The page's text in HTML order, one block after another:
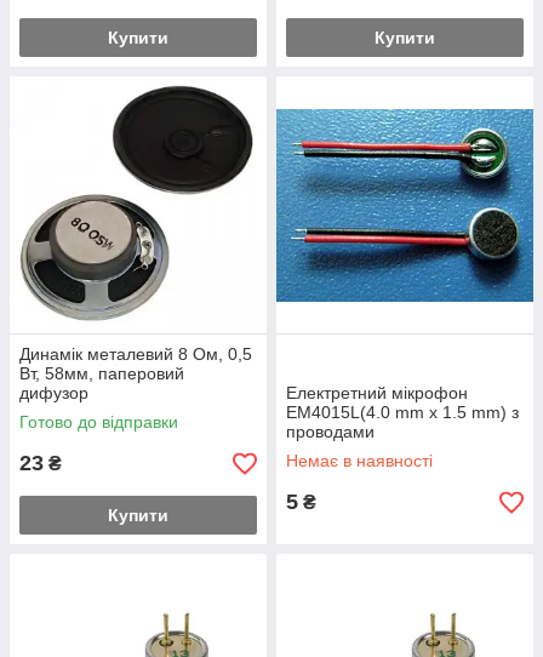
Купити Купити
Динамік металевий 8 Ом, 0,5
Вт, 58мм, паперовий
дифузор
Готово до відправки
23 ₴
Купити
Електретний мікрофон
EM4015L(4.0 mm x 1.5 mm) з
проводами
Немає в наявності
5 ₴